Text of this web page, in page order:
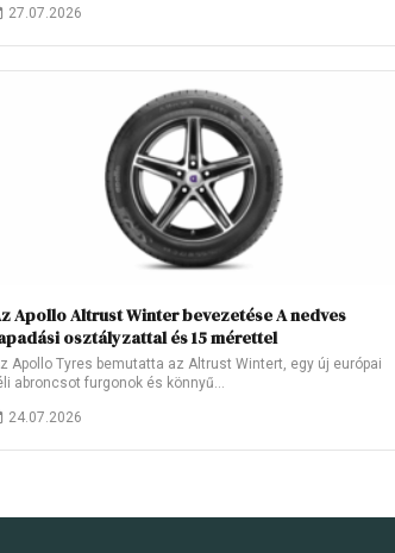
27.07.2026
Apollo Altrust Winter bevezetése A nedves
osztályzattal és 15 mérettel
Apollo Tyres bemutatta az Altrust Wintert, egy új európai
abroncsot furgonok és könnyű…
24.07.2026